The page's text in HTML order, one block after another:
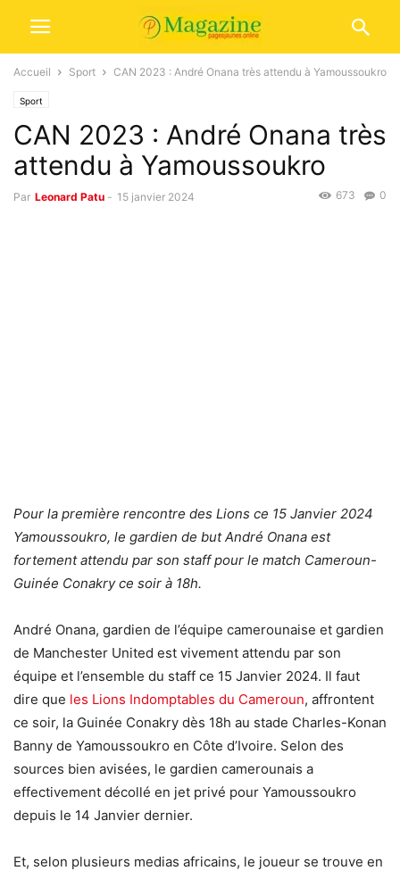
Accueil Sport CAN 2023 : André Onana très attendu à Yamoussoukro
Sport
CAN 2023 : André Onana très
attendu à Yamoussoukro
Par Leonard Patu - 15 janvier 2024 0
673
Pour la première rencontre des Lions ce 15 Janvier 2024
Yamoussoukro, le gardien de but André Onana est
fortement attendu par son staff pour le match Cameroun-
Guinée Conakry ce soir à 18h.
André Onana, gardien de l’équipe camerounaise et gardien
de Manchester United est vivement attendu par son
équipe et l’ensemble du staff ce 15 Janvier 2024. Il faut
dire que les Lions Indomptables du Cameroun, affrontent
ce soir, la Guinée Conakry dès 18h au stade Charles-Konan
Banny de Yamoussoukro en Côte d’Ivoire. Selon des
sources bien avisées, le gardien camerounais a
effectivement décollé en jet privé pour Yamoussoukro
depuis le 14 Janvier dernier.
Et, selon plusieurs medias africains, le joueur se trouve en